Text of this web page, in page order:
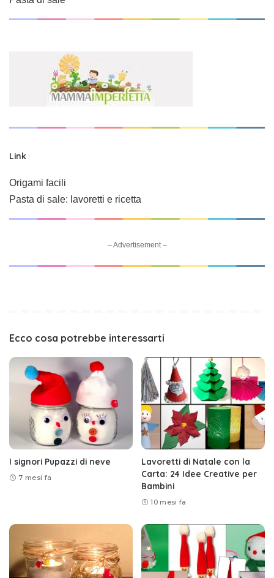
Link
Origami facili
Pasta di sale: lavoretti e ricetta
– Advertisement –
Ecco cosa potrebbe interessarti
I signori Pupazzi di neve
7 mesi fa
Lavoretti di Natale con la
Carta: 24 Idee Creative per
Bambini
10 mesi fa